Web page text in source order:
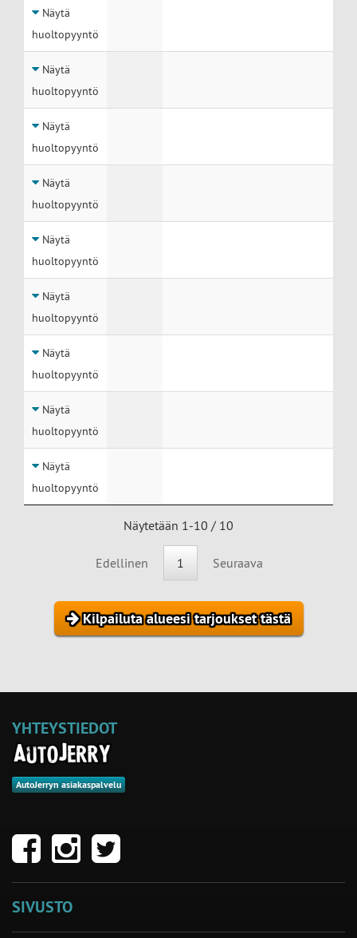
Näytä
huoltopyyntö
Näytä
huoltopyyntö
Näytä
huoltopyyntö
Näytä
huoltopyyntö
Näytä
huoltopyyntö
Näytä
huoltopyyntö
Näytä
huoltopyyntö
Näytä
huoltopyyntö
Näytä
huoltopyyntö
Näytetään 1-10 / 10
Edellinen 1 Seuraava
Kilpailuta alueesi tarjoukset tästä
YHTEYSTIEDOT
AutoJerryn asiakaspalvelu
SIVUSTO